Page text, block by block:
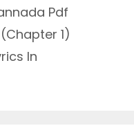
Pdf
1)
In